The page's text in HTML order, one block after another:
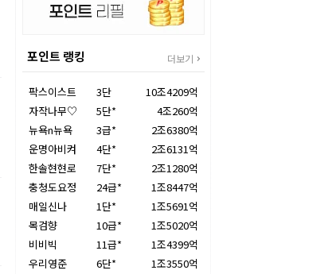
포인트 랭킹 더보기
팍스이스트 3단
10조4209억
자작나무♡
5단*
4조260억
뉴욕n뉴욕
3급*
2조6380억
운명아비켜
4단*
2조6131억
한솔현현로
7단*
2조1280억
충청도요정
24급*
1조8447억
매일신나
1단*
1조5691억
목검향
10급*
1조5020억
비비빅
11급*
1조4399억
우리영준
6단*
1조3550억